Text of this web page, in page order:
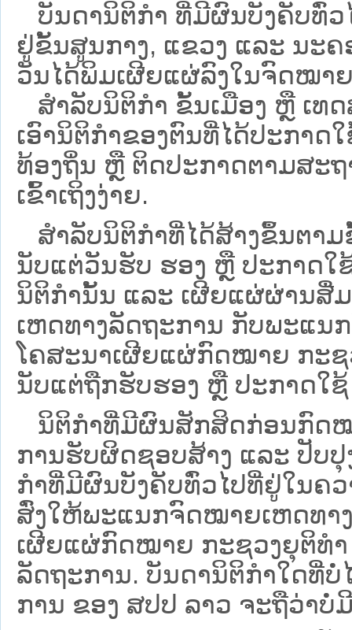
ບັນດານິຕິກໍາ ທີ່ມີຜົນບັງຄັບທົ່ວ
ຢູ່ຂັ້ນ​ສູນ​ກາງ, ແຂວງ ແລະ ນ
ວັນໄດ້ພິມເຜີຍແຜ່ລົງໃນຈົດໝາ
ສຳລັບນິ​ຕິ​ກຳ ຂັ້ນເມືອງ ຫຼື ເທ
ເອົານິຕິກຳຂອງຕົນທີ່ໄດ້ປະກາ
ທ້ອງຖິ່ນ ຫຼື ຕິດປະກາດຕາມສະ
ເຂົ້າເຖິງງ່າຍ.
ສໍາລັບນິຕິກໍາທີ່ໄດ້ສ້າງຂຶ້ນຕາ
ນັບແຕ່ວັນຮັບ ຮອງ ຫຼື ປະກາດໃ
ນິຕິກໍານັ້ນ ແລະ ເຜີຍແຜ່ຜ່ານສື່
ເຫດທາງລັດຖະການ ກັບ​ພະແນ
ໂຄສະນາເຜີຍແຜ່ກົດໝາຍ ກະ
ນັບແຕ່ຖືກຮັບຮອງ ຫຼື ປະກາດໃຊ້
ນິ​ຕິ​ກຳ​ທີ່​ມີ​ຜົນ​ສັກ​ສິດ​ກ່ອນ​ກົດ​ໝ
ການ​ຮັບ​ຜິດ​ຊອບ​ສ້າງ ແລະ ປັບ​
ກໍາທີ່ມີຜົນບັງຄັບທົ່ວໄປທີ່ຢູ່ໃນຄ
ສົ່ງໃຫ້​ພະແນກຈົດ​ໝາຍ​ເຫດ​ທາ
ເຜີຍແຜ່ກົດໝາຍ ກະຊວງຍຸຕິທໍ
ລັດຖະການ. ບັນ​ດາ​ນິ​ຕິ​ກຳ​ໃດ​ທີ່
ການ ຂອງ ສປ​ປ ລາວ ​ຈະຖື​ວ່າ